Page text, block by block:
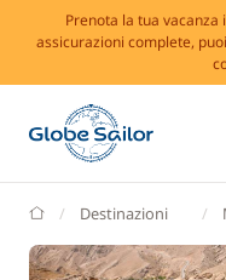
Prenota la tua
assicurazioni complete,
GlobeSailor
Destinazioni